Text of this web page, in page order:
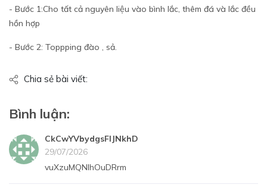
- Bước 1:Cho tất cả nguyên liệu vào bình lắc, thêm đá và lắc đều
hồn hợp
- Bước 2: Toppping đào , sả.
Chia sẻ bài viết:
Bình luận:
CkCwYVbydgsFIJNkhD
29/07/2026
vuXzuMQNlhOuDRrm